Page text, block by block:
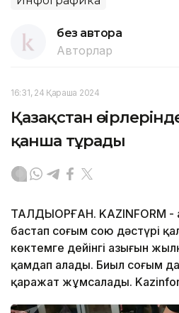
без автора
Авторлар
16:31, 24 Қараша 2024
Қазақстан
қанша тұрады
ТАЛДЫҚОРҒАН. KAZINFORM -
бастап соғым сою дәстүрі
көктемге дейінгі азығын
қамдап алады. Биыл соғым
қаражат жұмсалады.